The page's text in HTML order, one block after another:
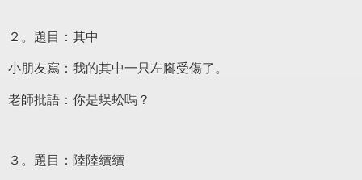
２。題目：其中
小朋友寫：我的其中一只左腳受傷了。
老師批語：你是蜈蚣嗎？
３。題目：陸陸續續